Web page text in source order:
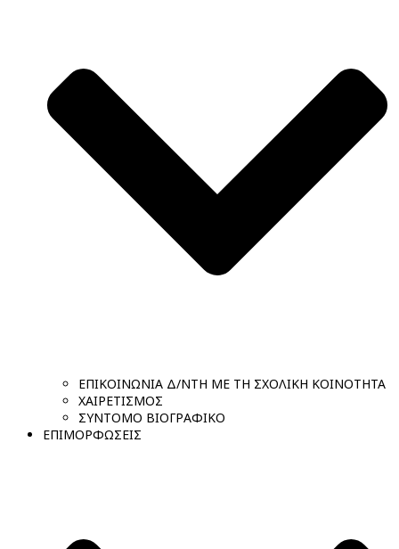
ΕΠΙΚΟΙΝΩΝΙΑ Δ/ΝΤΗ ΜΕ ΤΗ ΣΧΟΛΙΚΗ ΚΟΙΝΟΤΗΤΑ
ΧΑΙΡΕΤΙΣΜΟΣ
ΣΥΝΤΟΜΟ ΒΙΟΓΡΑΦΙΚΟ
ΕΠΙΜΟΡΦΩΣΕΙΣ